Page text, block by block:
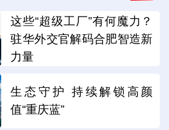
这些“超级工厂”有何魔力？
驻华外交官解码合肥智造新
力量
生态守护 持续解锁高颜
值“重庆蓝”